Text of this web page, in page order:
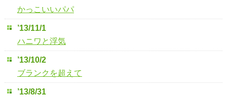
かっこいいパパ
’13/11/1
ハニワと浮気
’13/10/2
ブランクを超えて
’13/8/31